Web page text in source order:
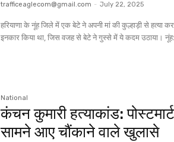
trafficeaglecom@gmail.com - July 22, 2025
हरियाणा के नूंह जिले में एक बेटे ने अपनी मां की कुल्हाड़ी से हत्या
इनकार
National
कंचन कुमारी हत्याकांड:
सामने आए चौंकाने वाले खुलासे